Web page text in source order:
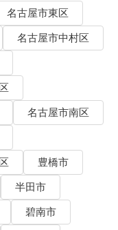
名古屋市東区
名古屋市中村区
名古屋市南区
豊橋市
半田市
碧南市